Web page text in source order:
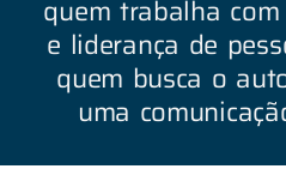
quem trabalha
e liderança de
quem busca o
uma